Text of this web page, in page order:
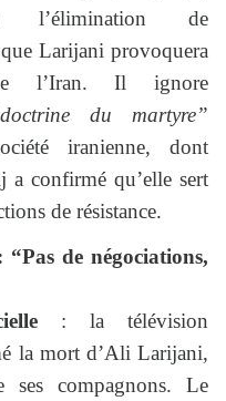
l’élimination de
Larijani provoquera
de l’Iran. Il ignore
du martyre”
iranienne, dont
a confirmé qu’elle sert
de résistance.
de négociations,
: la télévision
la mort d’Ali Larijani,
compagnons. Le